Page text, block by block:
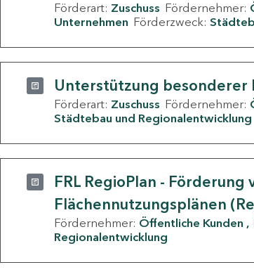
Förderart: Zuschuss Fördernehmer:
Unternehmen Förderzweck:
Unterstützung besonderer
Förderart: Zuschuss Fördernehmer:
Städtebau und Regionalentwicklung
FRL RegioPlan -
Flächennutzungsplänen
Fördernehmer: Öffentliche Kunden
Regionalentwicklung